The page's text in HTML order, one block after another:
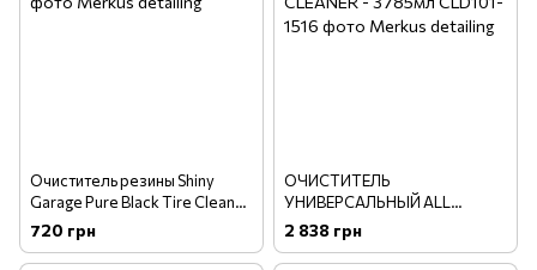
Очиститель резины Shiny
Garage Pure Black Tire Cleaner
1 литр
720 грн
ОЧИСТИТЕЛЬ
УНИВЕРСАЛЬНЫЙ ALL
CLEAN+ ALL PURPOSE
CLEANER - 3785мл
2 838 грн